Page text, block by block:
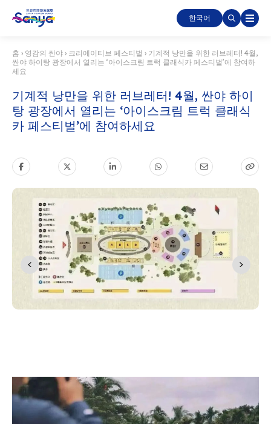
한국어
홈 › 영감의 싼야 › 크리에이티브 페스티벌 › 기계적 낭만을 위한 러브레터! 4월,
싼야 하이탕 광장에서 열리는 ‘아이스크림 트럭 클래식카 페스티벌’에 참여하
세요
기계적 낭만을 위한 러브레터! 4월, 싼야 하이
탕 광장에서 열리는 ‘아이스크림 트럭 클래식
카 페스티벌’에 참여하세요